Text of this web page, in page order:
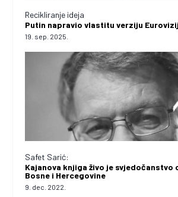
Recikliranje ideja
Putin napravio vlastitu verziju
19. sep. 2025.
Safet Sarić:
Kajanova knjiga živo je svjedočanstvo
Bosne i Hercegovine
9. dec. 2022.